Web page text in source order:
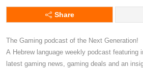
Share
The Gaming podcast of the Next Generation!
A Hebrew language weekly podcast featuring
latest gaming news, gaming deals and an